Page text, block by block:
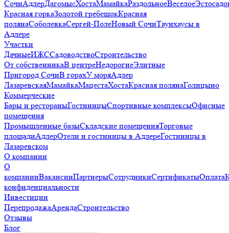
СочиАдлерДагомысХостаМамайкаРаздольноеВеселое
Красная горкаЗолотой гребешокКрасная
полянаСоболевкаСергей-ПолеНовый СочиТаунхаусы в
Адлере
Участки
ДачныеИЖССадоводствоСтроительство
От собственникаВ центреНедорогиеЭлитные
Пригород СочиВ горахУ моряАдлер
ЛазаревскаяМамайкаМацестаХостаКрасная полянаГолицыно
Коммерческие
Бары и рестораныГостиницыСпортивные комплексыОфисные
помещения
Промышленные базыСкладские помещенияТорговые
площадиАдлерОтели и гостиницы в АдлереГостиницы в
Лазаревском
О компании
О
компанииВакансииПартнерыСотрудникиСертификатыОплата
конфиденциальности
Инвестиции
ПерепродажаАрендаСтроительство
Отзывы
Блог